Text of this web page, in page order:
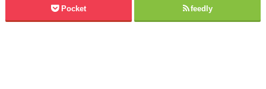
Pocket feedly